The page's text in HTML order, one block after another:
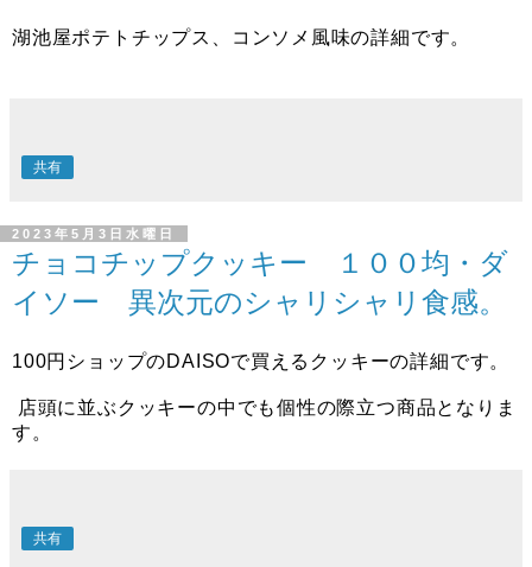
湖池屋ポテトチップス、コンソメ風味の詳細です。
共有
2023年5月3日水曜日
チョコチップクッキー １００均・ダ
イソー 異次元のシャリシャリ食感。
100円ショップのDAISOで買えるクッキーの詳細です。
店頭に並ぶクッキーの中でも個性の際立つ商品となりま
す。
共有